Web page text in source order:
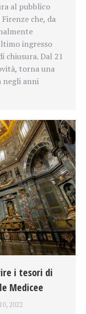
al pubblico
che, da
ingresso
chiusura. Dal 21
torna una
negli anni
i tesori di
Medicee
2022